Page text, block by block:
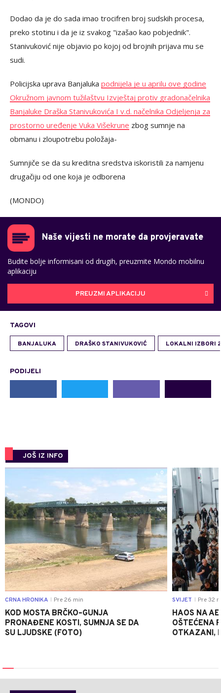
Dodao da je do sada imao trocifren broj sudskih procesa,
preko stotinu i da je iz svakog "izašao kao pobjednik".
Stanivuković nije objavio po kojoj od brojnih prijava mu se
sudi.
Policijska uprava Banjaluka podnijela je u aprilu ove godine
Okružnom javnom tužilaštvu Izvještaj protiv gradonačelnika
Banjaluke Draška Stanivukovića I v.d. načelnika Odjeljenja za
prostorno uređenje Vuka Višekrune zbog sumnje na
obmanu i zloupotrebu položaja-
Sumnjiče se da su kreditna sredstva iskoristili za namjenu
drugačiju od one koja je odborena
(MONDO)
Naše vijesti ne morate da provjeravate
Budite bolje informisani od drugih, preuzmite Mondo mobilnu
aplikaciju
PREUZMI APLIKACIJU
TAGOVI
BANJALUKA DRAŠKO STANIVUKOVIĆ LOKALNI IZBORI
PODIJELI
JOŠ IZ INFO
0
CRNA HRONIKA Pre 26 min
KOD MOSTA BRČKO–GUNJA
PRONAĐENE KOSTI, SUMNJA SE DA
SU LJUDSKE (FOTO)
SVIJET Pre 32
HAOS NA
OŠTEĆENA
OTKAZANI,